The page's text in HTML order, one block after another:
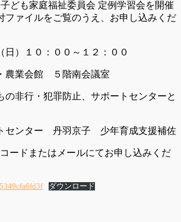
ども家庭福祉委員会 定例学習会を開催
ファイルをご覧のうえ、お申し込みくだ
日）１０：００～１２：００
農業会館 ５階南会議室
の非行・犯罪防止、サポートセンターと
センター 丹羽京子 少年育成支援補佐
ードまたはメールにてお申し込みくだ
ダウンロード